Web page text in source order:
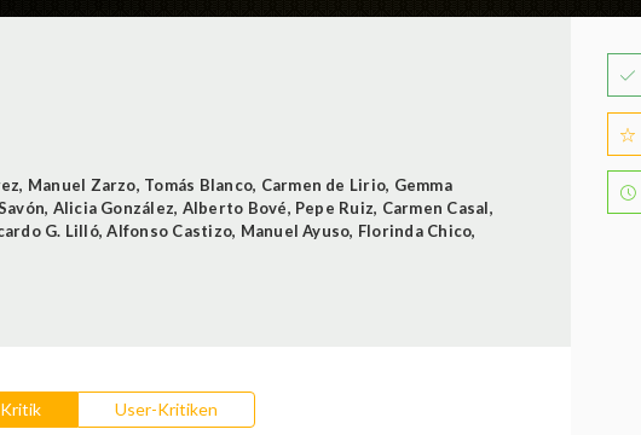
, Manuel Zarzo, Tomás Blanco, Carmen de Lirio, Gemma
, Alicia González, Alberto Bové, Pepe Ruiz, Carmen Casal,
G. Lilló,Alfonso Castizo, Manuel Ayuso, Florinda Chico,
User-Kritiken